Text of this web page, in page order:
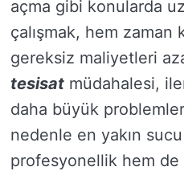
açma gibi konularda
çalışmak, hem zaman
gereksiz maliyetleri
tesisat müdahalesi,
daha büyük
nedenle en yakın
profesyonellik hem